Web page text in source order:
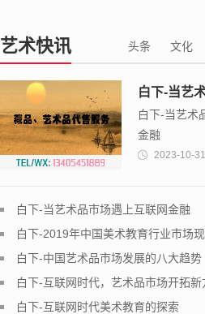
艺术快讯 头条 文化
白下-当艺
联网金融
白下-当艺术
金融
2023-10-31
白下-当艺术品市场遇上互联网金融
白下-2019年中国美术教育行业市场
析
白下-中国艺术品市场发展的八大趋势
白下-互联网时代，艺术品市场开拓新
白下-互联网时代美术教育的探索